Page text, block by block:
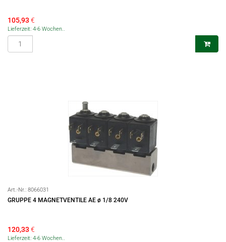
105,93€
Lieferzeit: 4-6 Wochen..
Art.-Nr.: 8066031
GRUPPE 4 MAGNETVENTILE AE ø 1/8 240V
120,33€
Lieferzeit: 4-6 Wochen..